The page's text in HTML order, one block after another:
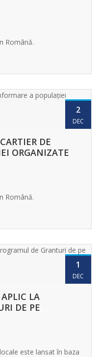
Română.
2
DEC
DE
ORGANIZATE DE
Română.
1
DEC
LA
DE PE
este lansat în baza